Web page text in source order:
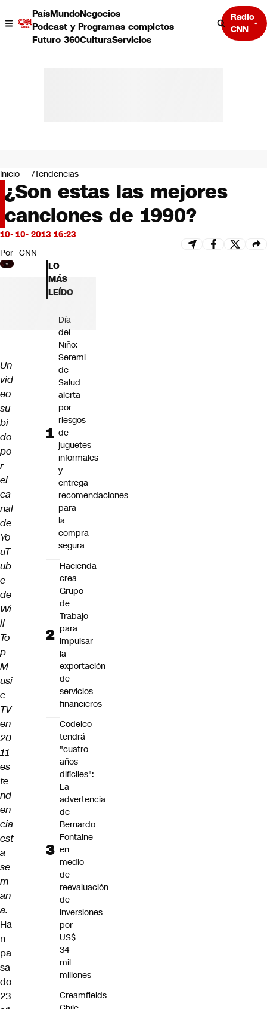
PaísMundoNegocios
Podcast y Programas completos
Futuro 360CulturaServicios
Radio
CNN
Negocios
Deportes
Programas completos
Cultura
Servicios
Bits
CNN Data
CNN tiempo
Futuro 360
Inicio Tendencias
¿Son estas las mejores
canciones de 1990?
10- 10- 2013 16:23
Por CNN
Un
vid
eo
su
bi
do
po
r
el
ca
nal
de
Yo
uT
ub
e
de
Wi
ll
To
p
M
usi
c
TV
en
20
11
es
te
nd
en
cia
est
a
se
m
an
a.
Ha
n
pa
sa
do
23
LO
MÁS
LEÍDO
Día
del
Niño:
Seremi
de
Salud
alerta
por
riesgos
de
juguetes
informales
y
entrega
recomendaciones
para
la
compra
segura
Hacienda
crea
Grupo
de
Trabajo
para
impulsar
la
exportación
de
servicios
financieros
Codelco
tendrá
"cuatro
años
difíciles":
La
advertencia
de
Bernardo
Fontaine
en
medio
de
reevaluación
de
inversiones
por
US$
34
mil
millones
Creamfields